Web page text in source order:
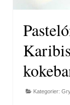
Kategorier: